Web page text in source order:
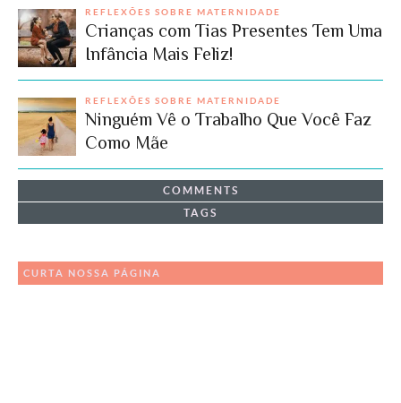
REFLEXÕES SOBRE MATERNIDADE
Crianças com Tias Presentes Tem Uma
Infância Mais Feliz!
REFLEXÕES SOBRE MATERNIDADE
Ninguém Vê o Trabalho Que Você Faz
Como Mãe
COMMENTS
TAGS
CURTA NOSSA PÁGINA